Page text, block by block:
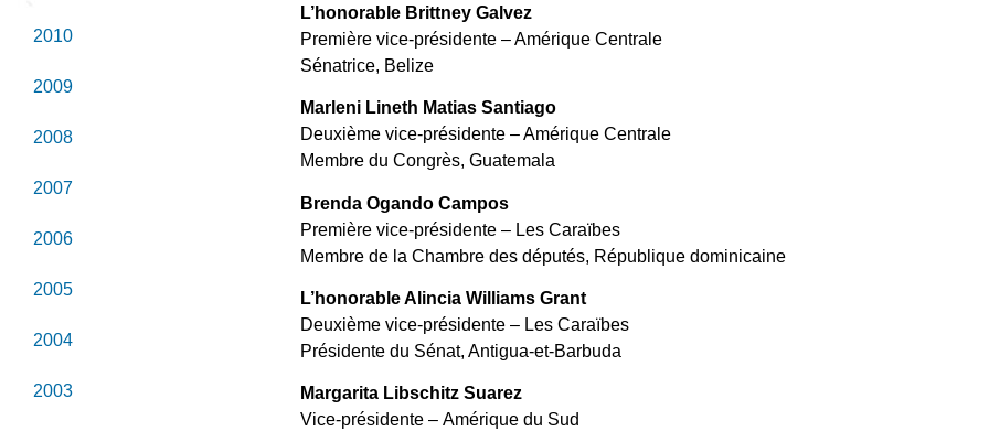
2010
2009
2008
2007
2006
2005
2004
2003
L’honorable Brittney Galvez
Première vice-présidente – Amérique Centrale
Sénatrice, Belize
Marleni Lineth Matias Santiago
Deuxième vice-présidente – Amérique Centrale
Membre du Congrès, Guatemala
Brenda Ogando Campos
Première vice-présidente – Les Caraïbes
Membre de la Chambre des députés, République dominicaine
L’honorable Alincia Williams Grant
Deuxième vice-présidente – Les Caraïbes
Présidente du Sénat, Antigua-et-Barbuda
Margarita Libschitz Suarez
Vice-présidente – Amérique du Sud